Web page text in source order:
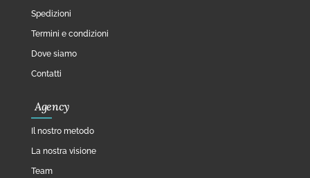
Spedizioni
Termini e condizioni
Dove siamo
Contatti
Agency
Il nostro metodo
La nostra visione
Team